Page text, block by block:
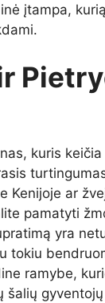
įtampa,
kuris keičia
Kenijoje ar
pamatyti
yra
tokiu
ramybe,
šalių